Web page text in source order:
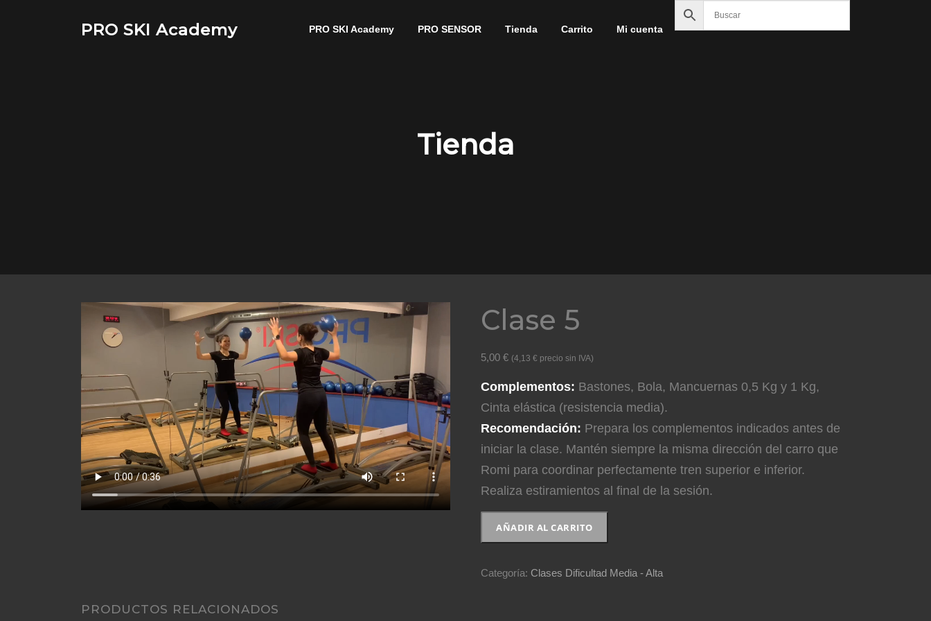
PRO SKI Academy PRO SKI Academy PRO SENSOR Tienda Carrito Mi cuenta
Tienda
Clase 5
5,00€ (4,13€ precio sin IVA)
Complementos: Bastones, Bola, Mancuernas 0,5 Kg y 1 Kg,
Cinta elástica (resistencia media).
Recomendación: Prepara los complementos indicados antes de
iniciar la clase. Mantén siempre la misma dirección del carro que
Romi para coordinar perfectamente tren superior e inferior.
Realiza estiramientos al final de la sesión.
AÑADIR AL CARRITO
Categoría: Clases Dificultad Media - Alta
PRODUCTOS RELACIONADOS